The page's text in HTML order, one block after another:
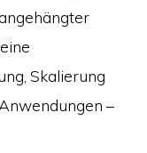
Skalierung
–